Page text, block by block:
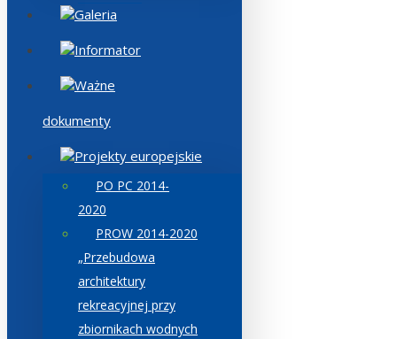
Galeria
Informator
Ważne
dokumenty
Projekty europejskie
PO PC 2014-
2020
PROW 2014-2020
„Przebudowa
architektury
rekreacyjnej przy
zbiornikach wodnych